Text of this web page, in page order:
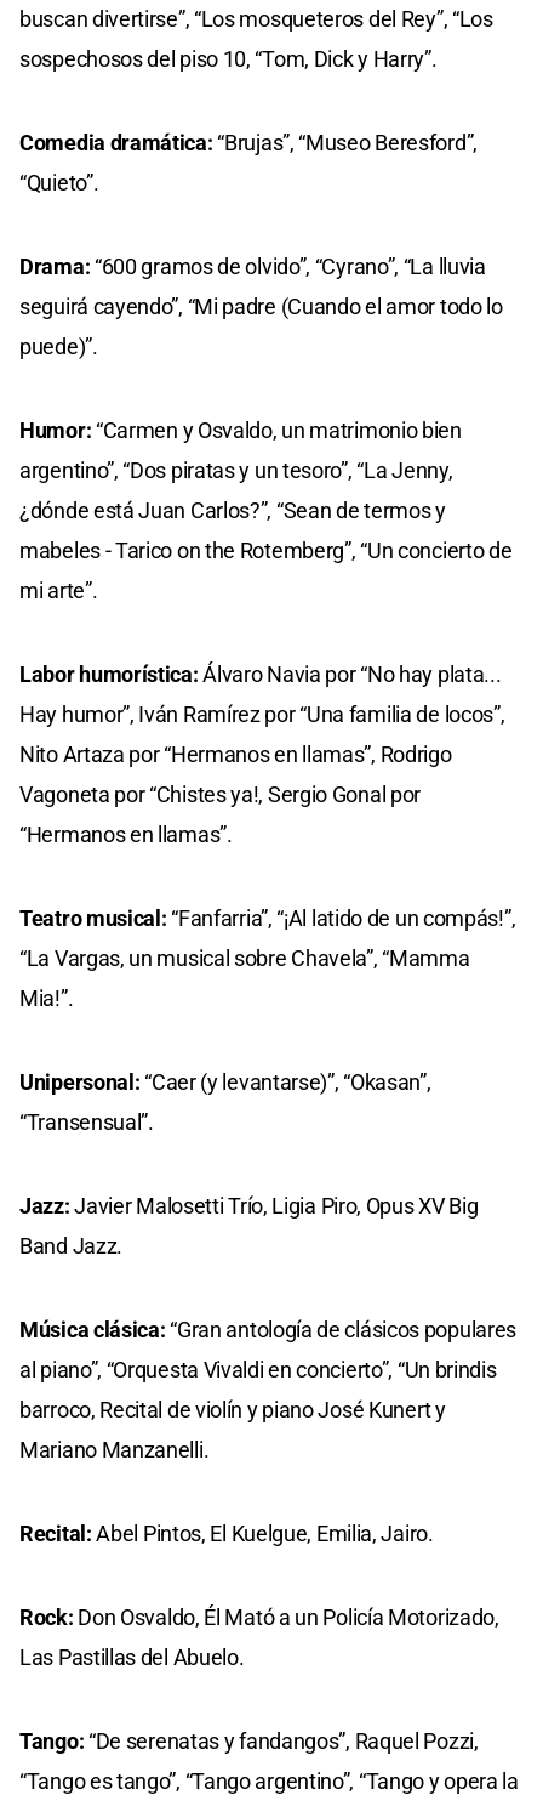
buscan divertirse”, “Los mosqueteros del Rey”, “Los
sospechosos del piso 10, “Tom, Dick y Harry”.
Comedia dramática: “Brujas”, “Museo Beresford”,
“Quieto”.
Drama: “600 gramos de olvido”, “Cyrano”, “La lluvia
seguirá cayendo”, “Mi padre (Cuando el amor todo lo
puede)”.
Humor: “Carmen y Osvaldo, un matrimonio bien
argentino”, “Dos piratas y un tesoro”, “La Jenny,
¿dónde está Juan Carlos?”, “Sean de termos y
mabeles - Tarico on the Rotemberg”, “Un concierto de
mi arte”.
Labor humorística:Álvaro Navia por “No hay plata...
Hay humor”, Iván Ramírez por “Una familia de locos”,
Nito Artaza por “Hermanos en llamas”, Rodrigo
Vagoneta por “Chistes ya!, Sergio Gonal por
“Hermanos en llamas”.
Teatro musical: “Fanfarria”, “¡Al latido de un compás!”,
“La Vargas, un musical sobre Chavela”, “Mamma
Mia!”.
Unipersonal: “Caer (y levantarse)”, “Okasan”,
“Transensual”.
Jazz:Javier Malosetti Trío, Ligia Piro, Opus XV Big
Band Jazz.
Música clásica: “Gran antología de clásicos populares
al piano”, “Orquesta Vivaldi en concierto”, “Un brindis
barroco, Recital de violín y piano José Kunert y
Mariano Manzanelli.
Recital:Abel Pintos, El Kuelgue, Emilia, Jairo.
Rock: Don Osvaldo, Él Mató a un Policía Motorizado,
Las Pastillas del Abuelo.
Tango: “De serenatas y fandangos”, Raquel Pozzi,
“Tango es tango”, “Tango argentino”, “Tango y opera la